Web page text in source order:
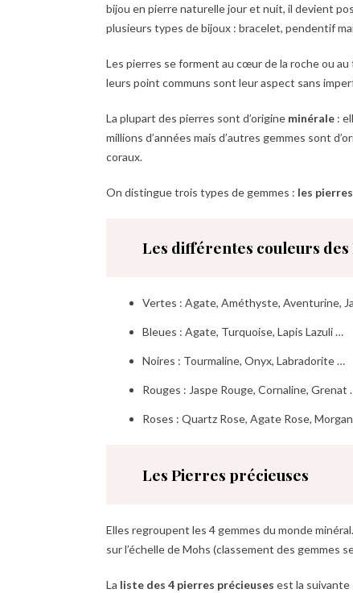
bijou en pierre naturelle jour et nuit, il devient
plusieurs types de bijoux : bracelet, pendentif
Les pierres se forment au cœur de la roche ou
leurs point communs sont leur aspect sans
La plupart des pierres sont d’origine minérale :
millions d’années mais d’autres gemmes sont
coraux.
On distingue trois types de gemmes : les
Les différentes couleurs
Vertes : Agate, Améthyste, Aventurine,
Bleues : Agate, Turquoise, Lapis Lazuli …
Noires : Tourmaline, Onyx, Labradorite …
Rouges : Jaspe Rouge, Cornaline, Grenat
Roses : Quartz Rose, Agate Rose,
Les Pierres précieuses
Elles regroupent les 4 gemmes du monde
sur l’échelle de Mohs (classement des gemmes
La liste des 4 pierres précieuses est la suivante